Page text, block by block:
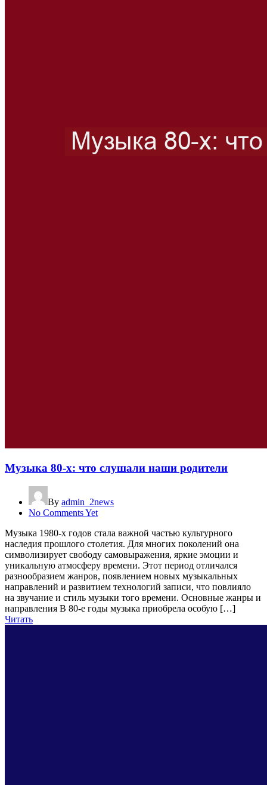
Музыка 80-х: что слушали наши родители
By admin_2news
No Comments Yet
Музыка 1980-х годов стала важной частью культурного
наследия прошлого столетия. Для многих поколений она
символизирует свободу самовыражения, яркие эмоции и
уникальную атмосферу времени. Этот период отличался
разнообразием жанров, появлением новых музыкальных
направлений и развитием технологий записи, что повлияло
на звучание и стиль музыки того времени. Основные жанры и
направления В 80-е годы музыка приобрела особую […]
Читать